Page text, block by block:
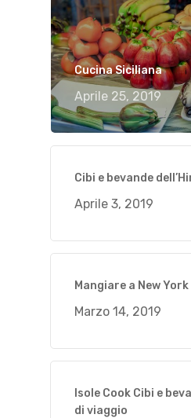
Cucina Siciliana
Aprile 25, 2019
Cibi e bevande
Aprile 3, 2019
Mangiare a New York
Marzo 14, 2019
Isole Cook Cibi e
di viaggio